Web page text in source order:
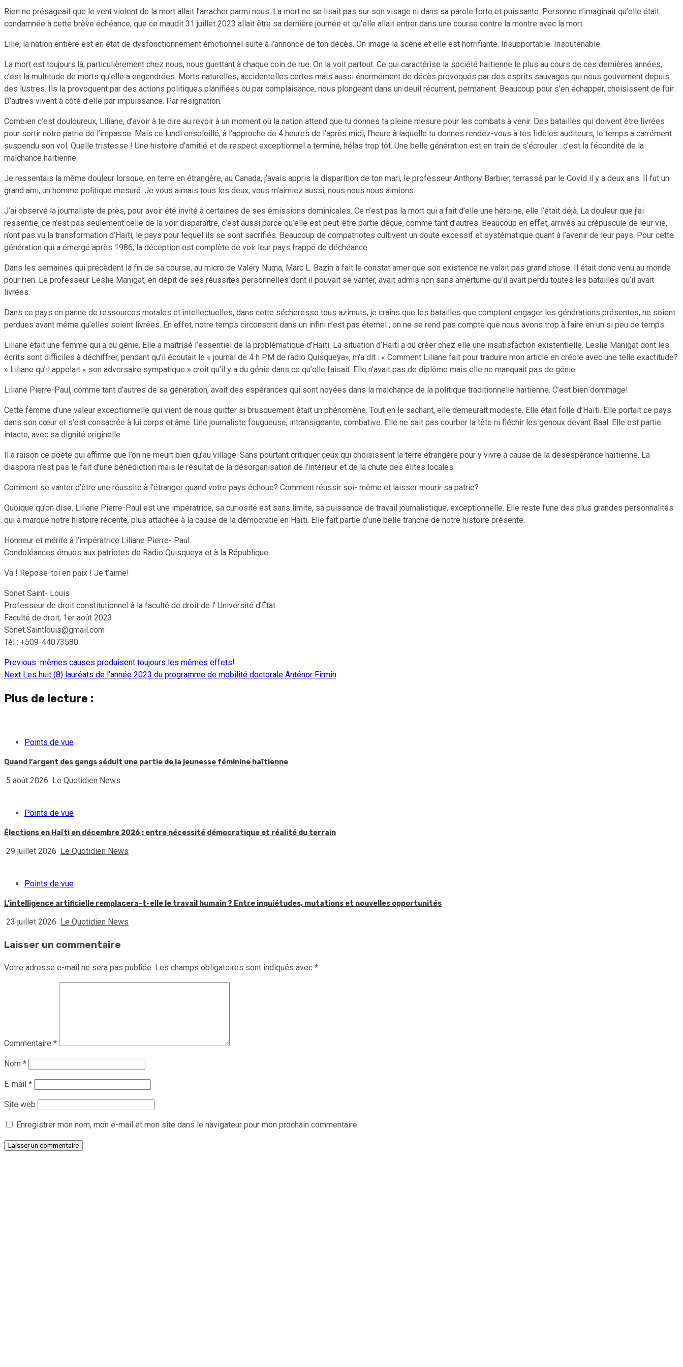
Rien ne présageait que le vent violent de la mort allait l’arracher parmi nous. La mort ne se lisait pas sur son visage ni dans sa parole forte et puissante. Personne n’imaginait qu’elle était
condamnée à cette brève échéance, que ce maudit 31 juillet 2023 allait être sa dernière journée et qu’elle allait entrer dans une course contre la montre avec la mort.
Lilie, la nation entière est en état de dysfonctionnement émotionnel suite à l’annonce de ton décès. On image la scène et elle est horrifiante. Insupportable. Insoutenable.
La mort est toujours là, particulièrement chez nous, nous guettant à chaque coin de rue. On la voit partout. Ce qui caractérise la société haïtienne le plus au cours de ces dernières années,
c’est la multitude de morts qu’elle a engendrées. Morts naturelles, accidentelles certes mais aussi énormément de décès provoqués par des esprits sauvages qui nous gouvernent depuis
des lustres. Ils la provoquent par des actions politiques planifiées ou par complaisance, nous plongeant dans un deuil récurrent, permanent. Beaucoup pour s’en échapper, choisissent de fuir.
D’autres vivent à côté d’elle par impuissance. Par résignation.
Combien c’est douloureux, Liliane, d’avoir à te dire au revoir à un moment où la nation attend que tu donnes ta pleine mesure pour les combats à venir. Des batailles qui doivent être livrées
pour sortir notre patrie de l’impasse. Mais ce lundi ensoleillé, à l’approche de 4 heures de l’après midi, l’heure à laquelle tu donnes rendez-vous à tes fidèles auditeurs, le temps a carrément
suspendu son vol. Quelle tristesse ! Une histoire d’amitié et de respect exceptionnel a terminé, hélas trop tôt. Une belle génération est en train de s’écrouler : c’est la fécondité de la
malchance haïtienne.
Je ressentais la même douleur lorsque, en terre en étrangère, au Canada, j’avais appris la disparition de ton mari, le professeur Anthony Barbier, terrassé par le Covid il y a deux ans. Il fut un
grand ami, un homme politique mesuré. Je vous aimais tous les deux, vous m’aimiez aussi, nous nous nous aimions.
J’ai observé la journaliste de près, pour avoir été invité à certaines de ses émissions dominicales. Ce n’est pas la mort qui a fait d’elle une héroïne, elle l’était déjà. La douleur que j’ai
ressentie, ce n’est pas seulement celle de la voir disparaître, c’est aussi parce qu’elle est peut-être partie déçue, comme tant d’autres. Beaucoup en effet, arrivés au crépuscule de leur vie,
n’ont pas vu la transformation d’Haïti, le pays pour lequel ils se sont sacrifiés. Beaucoup de compatriotes cultivent un doute excessif et systématique quant à l’avenir de leur pays. Pour cette
génération qui a émergé après 1986, la déception est complète de voir leur pays frappé de déchéance.
Dans les semaines qui précèdent la fin de sa course, au micro de Valéry Numa, Marc L. Bazin a fait le constat amer que son existence ne valait pas grand chose. Il était donc venu au monde
pour rien. Le professeur Leslie Manigat, en dépit de ses réussites personnelles dont il pouvait se vanter, avait admis non sans amertume qu’il avait perdu toutes les batailles qu’il avait
livrées.
Dans ce pays en panne de ressources morales et intellectuelles, dans cette sécheresse tous azimuts, je crains que les batailles que comptent engager les générations présentes, ne soient
perdues avant même qu’elles soient livrées. En effet, notre temps circonscrit dans un infini n’est pas éternel ; on ne se rend pas compte que nous avons trop à faire en un si peu de temps.
Liliane était une femme qui a du génie. Elle a maîtrisé l’essentiel de la problématique d’Haïti. La situation d’Haïti a dû créer chez elle une insatisfaction existentielle. Leslie Manigat dont les
écrits sont difficiles à déchiffrer, pendant qu’il écoutait le « journal de 4 h PM de radio Quisqueya», m’a dit : « Comment Liliane fait pour traduire mon article en créole avec une telle exactitude?
» Liliane qu’il appelait « son adversaire sympatique » croit qu’il y a du génie dans ce qu’elle faisait. Elle n’avait pas de diplôme mais elle ne manquait pas de génie.
Liliane Pierre-Paul, comme tant d’autres de sa génération, avait des espérances qui sont noyées dans la malchance de la politique traditionnelle haïtienne. C’est bien dommage!
Cette femme d’une valeur exceptionnelle qui vient de nous quitter si brusquement était un phénomène. Tout en le sachant, elle demeurait modeste. Elle était folle d’Haïti. Elle portait ce pays
dans son cœur et s’est consacrée à lui corps et âme. Une journaliste fougueuse, intransigeante, combative. Elle ne sait pas courber la tête ni fléchir les genoux devant Baal. Elle est partie
intacte, avec sa dignité originelle.
Il a raison ce poète qui affirme que l’on ne meurt bien qu’au village. Sans pourtant critiquer ceux qui choisissent la terre étrangère pour y vivre à cause de la désespérance haïtienne. La
diaspora n’est pas le fait d’une bénédiction mais le résultat de la désorganisation de l’intérieur et de la chute des élites locales.
Comment se vanter d’être une réussite à l’étranger quand votre pays échoue? Comment réussir soi- même et laisser mourir sa patrie?
Quoique qu’on dise, Liliane Pierre-Paul est une impératrice, sa curiosité est sans limite, sa puissance de travail journalistique, exceptionnelle. Elle reste l’une des plus grandes personnalités
qui a marqué notre histoire récente, plus attachée à la cause de la démocratie en Haïti. Elle fait partie d’une belle tranche de notre histoire présente.
Honneur et mérite à l’impératrice Liliane Pierre- Paul.
Condoléances émues aux patriotes de Radio Quisqueya et à la République.
Va ! Repose-toi en paix ! Je t’aime!
Sonet Saint- Louis
Professeur de droit constitutionnel à la faculté de droit de l’ Université d’État
Faculté de droit, 1er août 2023.
Sonet.Saintlouis@gmail.com
Tél : +509-44073580
Continue
Previous mêmes causes produisent toujours les mêmes effets!
Next Les huit (8) lauréats de l’année 2023 du programme de mobilité doctorale Anténor Firmin
Plus de lecture :
Points de vue
Quand l’argent des gangs séduit une partie de la jeunesse féminine haïtienne
5 août 2026 Le Quotidien News
Points de vue
Élections en Haïti en décembre 2026 : entre nécessité démocratique et réalité du terrain
29 juillet 2026 Le Quotidien News
Points de vue
L’intelligence artificielle remplacera-t-elle le travail humain ? Entre inquiétudes, mutations et nouvelles opportunités
23 juillet 2026 Le Quotidien News
Laisser un commentaire
Votre adresse e-mail ne sera pas publiée. Les champs obligatoires sont indiqués avec *
Commentaire *
Nom *
E-mail *
Site web
Enregistrer mon nom, mon e-mail et mon site dans le navigateur pour mon prochain commentaire.